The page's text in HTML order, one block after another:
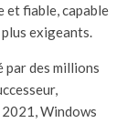
et fiable, capable
exigeants.
par des millions
Windows